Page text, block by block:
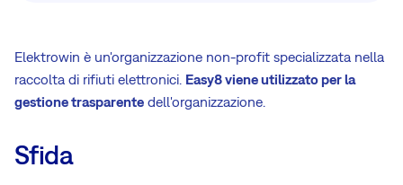
Elektrowin è un'organizzazione non-profit specializzata nella
raccolta di rifiuti elettronici. Easy8 viene utilizzato per la
gestione trasparente dell'organizzazione.
Sfida